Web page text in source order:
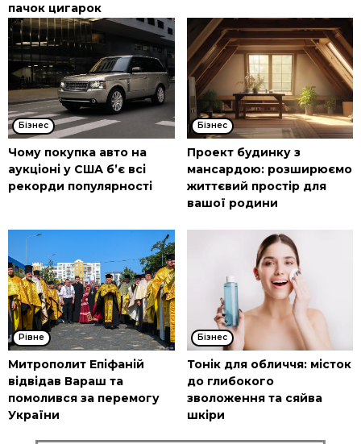
пачок цигарок
Бізнес
Чому покупка авто на
аукціоні у США б’є всі
рекорди популярності
Бізнес
Проект будинку з
мансардою: розширюємо
життєвий простір для
вашої родини
Рівне
Митрополит Епіфаній
відвідав Вараш та
помолився за перемогу
України
Бізнес
Тонік для обличчя: місток
до глибокого
зволоження та сяйва
шкіри